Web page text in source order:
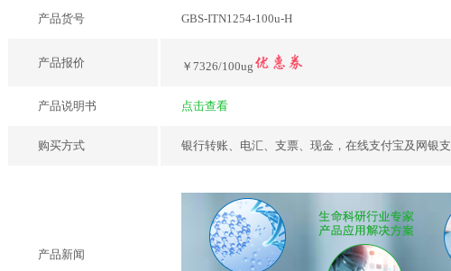
产品货号 GBS-ITN1254-100u-H
产品报价 ￥7326/100ug
产品说明书 点击查看
购买方式 银行转账、电汇、支票、现金，在线支付宝及网银
产品新闻